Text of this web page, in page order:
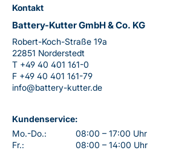
Kontakt
Battery-Kutter GmbH & Co. KG
Robert-Koch-Straße 19a
22851 Norderstedt
T +49 40 401 161-0
F +49 40 401 161-79
info@battery-kutter.de
Kundenservice:
Mo.-Do.:
08:00 – 17:00 Uhr
Fr.:
08:00 – 14:00 Uhr